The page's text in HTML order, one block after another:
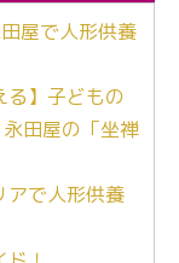
屋で人形供養
る】子どもの
田屋の「坐禅
アで人形供養